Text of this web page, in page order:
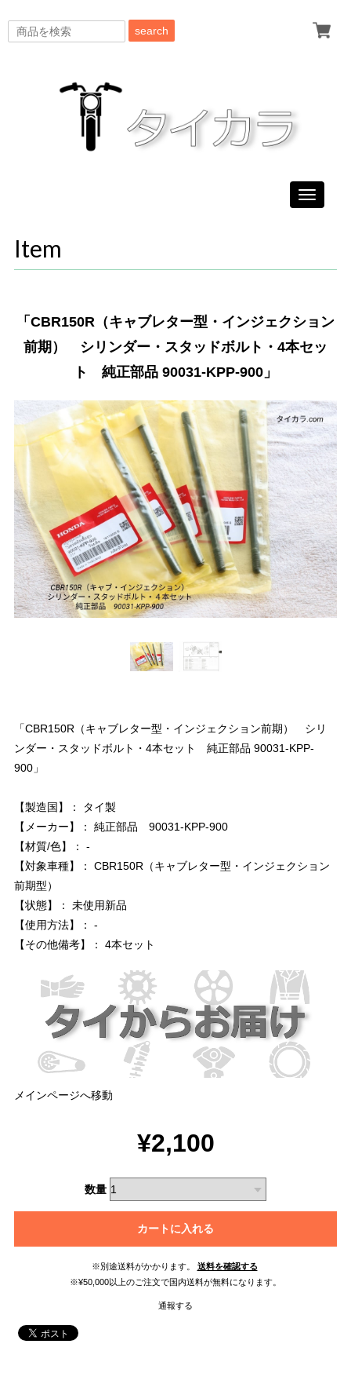
search
Toggle
Item
「CBR150R（キャブレター型・インジェクション
前期） シリンダー・スタッドボルト・4本セッ
ト 純正部品 90031-KPP-900」
「CBR150R（キャブレター型・インジェクション前期） シリ
ンダー・スタッドボルト・4本セット 純正部品 90031-KPP-
900」
【製造国】： タイ製
【メーカー】： 純正部品 90031-KPP-900
【材質/色】： -
【対象車種】： CBR150R（キャブレター型・インジェクション
前期型）
【状態】： 未使用新品
【使用方法】： -
【その他備考】： 4本セット
メインページへ移動
¥2,100
数量
カートに入れる
※別途送料がかかります。
送料を確認する
※¥50,000以上のご注文で国内送料が無料になります。
通報する